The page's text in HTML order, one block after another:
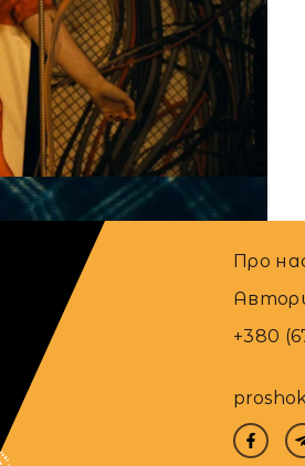
трейлер науково-
стрічки є акторка
Мони Лізи”,...
24.09.2025
Про
+380